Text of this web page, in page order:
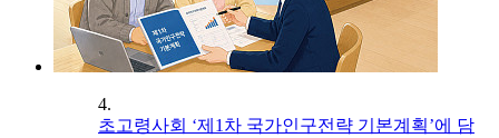
4.
초고령사회 ‘제1차 국가인구전략 기본계획’에 담